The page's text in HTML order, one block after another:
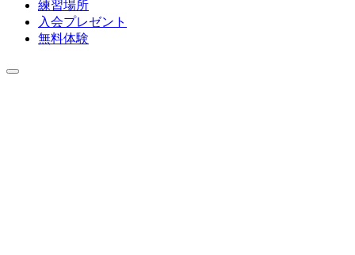
練習場所
入会プレゼント
無料体験